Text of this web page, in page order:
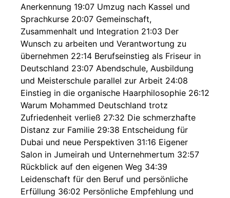
Anerkennung 19:07 Umzug nach Kassel und
Sprachkurse 20:07 Gemeinschaft,
Zusammenhalt und Integration 21:03 Der
Wunsch zu arbeiten und Verantwortung zu
übernehmen 22:14 Berufseinstieg als Friseur in
Deutschland 23:07 Abendschule, Ausbildung
und Meisterschule parallel zur Arbeit 24:08
Einstieg in die organische Haarphilosophie 26:12
Warum Mohammed Deutschland trotz
Zufriedenheit verließ 27:32 Die schmerzhafte
Distanz zur Familie 29:38 Entscheidung für
Dubai und neue Perspektiven 31:16 Eigener
Salon in Jumeirah und Unternehmertum 32:57
Rückblick auf den eigenen Weg 34:39
Leidenschaft für den Beruf und persönliche
Erfüllung 36:02 Persönliche Empfehlung und